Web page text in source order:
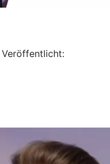
Veröffentlicht: